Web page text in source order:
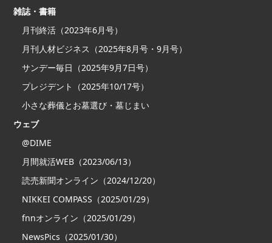
雑誌・書籍
月刊終活（2023年6月号）
月刊人材ビジネス（2025年8月号・9月号）
サンデー毎日（2025年9月7日号）
プレジデント（2025年10/17号）
小さな葬儀とお墓選び・墓じまい
ウェブ
@DIME
月間就活WEB（2023/06/13）
読売新聞オンライン（2024/12/20）
NIKKEI COMPASS（2025/01/29）
fnnオンライン（2025/01/29）
NewsPics（2025/01/30）